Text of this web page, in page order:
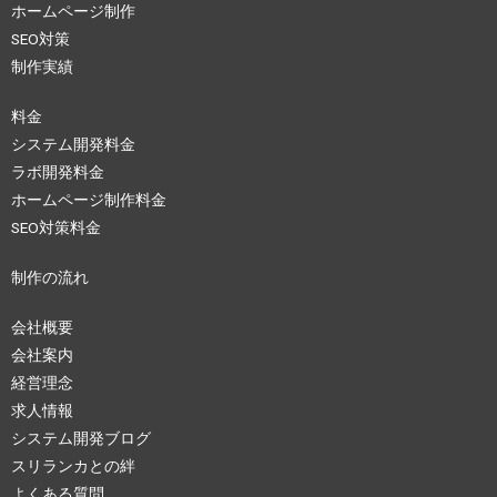
ホームページ制作
SEO対策
制作実績
料金
システム開発料金
ラボ開発料金
ホームページ制作料金
SEO対策料金
制作の流れ
会社概要
会社案内
経営理念
求人情報
システム開発ブログ
スリランカとの絆